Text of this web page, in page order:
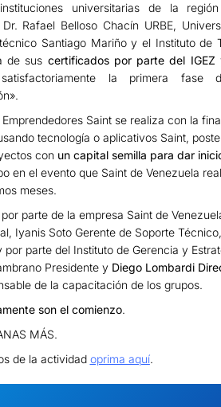
universitarias de la
Dr. Rafael Belloso Chacín URBE,
Santiago Mariño y el Instituto
de sus certificados por parte del IGEZ
la primera fase
Emprendedores Saint se realiza con la
tecnología o aplicativos Saint,
con un capital semilla para dar
en el evento que Saint de Venezuela
meses.
parte de la empresa Saint de
Iyanis Soto Gerente de Soporte
por parte del Instituto de Gerencia y
Presidente y Diego Lombardi
de la capacitación de los grupos.
son el comienzo.
MÁS.
de la actividad oprima aquí.